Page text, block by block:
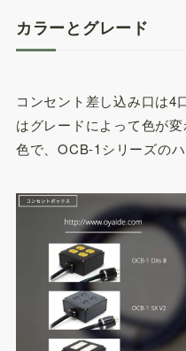
カラーとグレード
コンセント差し込み口は4
はグレードによって色が
色で、OCB-1シリーズの